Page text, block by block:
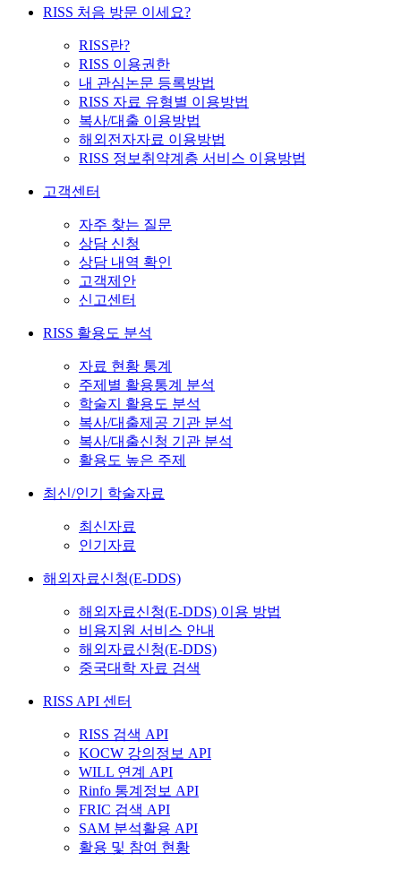
RISS 처음 방문 이세요?
RISS란?
RISS 이용권한
내 관심논문 등록방법
RISS 자료 유형별 이용방법
복사/대출 이용방법
해외전자자료 이용방법
RISS 정보취약계층 서비스 이용방법
고객센터
자주 찾는 질문
상담 신청
상담 내역 확인
고객제안
신고센터
RISS 활용도 분석
자료 현황 통계
주제별 활용통계 분석
학술지 활용도 분석
복사/대출제공 기관 분석
복사/대출신청 기관 분석
활용도 높은 주제
최신/인기 학술자료
최신자료
인기자료
해외자료신청(E-DDS)
해외자료신청(E-DDS) 이용 방법
비용지원 서비스 안내
해외자료신청(E-DDS)
중국대학 자료 검색
RISS API 센터
RISS 검색 API
KOCW 강의정보 API
WILL 연계 API
Rinfo 통계정보 API
FRIC 검색 API
SAM 분석활용 API
활용 및 참여 현황